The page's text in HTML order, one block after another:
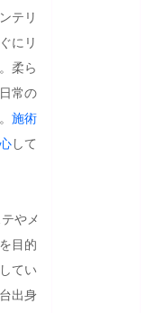
テリ
にリ
柔ら
常の
施術
して
やメ
目的
てい
出身